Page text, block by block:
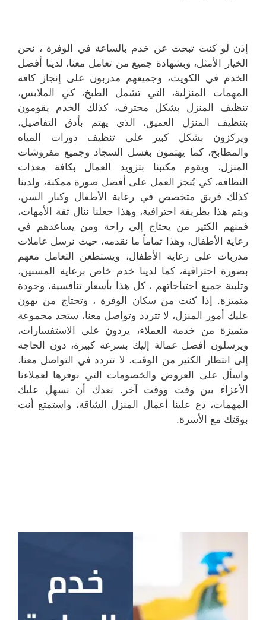
إذن لو كنت تبحث عن خدم بالساعة في الوفرة ، نحن
الخيار الأمثل، وبشهادة جميع من تعامل معنا، لدينا أفضل
الخدم في الكويت، وجميعهم مدربون على إنجاز كافة
المهمات المنزلية، التي تشمل الطبخ، كي الملابس،
تنظيف المنزل بشكل محترف، كذلك الخدم يقومون
بتنظيف المنزل العميق، الذي يهتم بأدق التفاصيل،
ويركزون بشكل كبير على تنظيف دورات المياه
والمطابخ، كما يهتمون بغسل السجاد وجميع مفروشات
المنزل، ويقوم مكتبنا بتزويد العمال بكافة معدات
النظافة، كي يُنجز العمل على أفضل صورة ممكنة، ولدينا
كذلك فريق متخصص في رعاية الأطفال وكبار السن،
ويتم هذا بطريقة احترافية، وهذا جعلنا ننال ثقة الأمهات،
فمنهم الكثير من يحتاج إلى راحة ومن يساعدهم في
رعاية الأطفال، وهذا تماماً ما نقدمه، حيث نرسل عاملات
مدربات على رعاية الأطفال، ويستطعن التعامل معهم
بصورة احترافية، كما لدينا خدم خاص برعاية المسنين،
وتلبية جميع احتياجاتهم ، كل هذا بأسعار تنافسية، وجودة
متميزة. إذا كنت من سكان الوفرة ، وتحتاج من يهون
عليك أمور المنزل، لا تتردد وتواصل معنا، ستجد مجموعة
متميزة من خدمة العملاء، يردون على الاستفسارات،
ويرسلون أفضل عمالة إليك بسرعة كبيرة، دون الحاجة
إلى انتظار الكثير من الوقت، لا تتردد في التواصل معنا،
واسأل على العروض والخصومات التي نوفرها لعملاءنا
الأعزاء بين وقت ووقت آخر. نعدك أن نسهل عليك
المهمات، دع علينا أعمال المنزل الشاقة، واستمتع أنت
بوقتك مع الأسرة.